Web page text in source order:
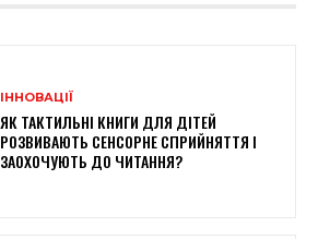
ІННОВАЦІЇ
ЯК ТАКТИЛЬНІ КНИГИ ДЛЯ ДІТЕЙ
РОЗВИВАЮТЬ СЕНСОРНЕ СПРИЙНЯТТЯ І
ЗАОХОЧУЮТЬ ДО ЧИТАННЯ?